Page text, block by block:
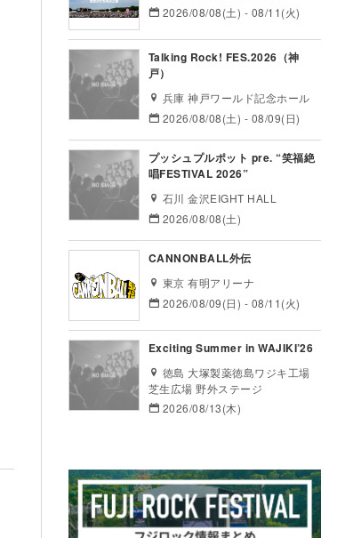
2026/08/08(土) - 08/11(火)
Talking Rock! FES.2026（神
戸）
兵庫 神戸ワールド記念ホール
2026/08/08(土) - 08/09(日)
プッシュプルポット pre. “笑福絶
唱FESTIVAL 2026”
石川 金沢EIGHT HALL
2026/08/08(土)
CANNONBALL外伝
東京 有明アリーナ
2026/08/09(日) - 08/11(火)
Exciting Summer in WAJIKI’26
徳島 大塚製薬徳島ワジキ工場
芝生広場 野外ステージ
2026/08/13(木)